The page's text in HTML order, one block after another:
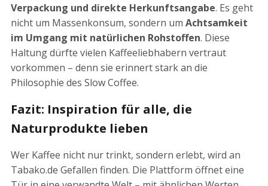
Verpackung und direkte Herkunftsangabe. Es geht
nicht um Massenkonsum, sondern um Achtsamkeit
im Umgang mit natürlichen Rohstoffen. Diese
Haltung dürfte vielen Kaffeeliebhabern vertraut
vorkommen – denn sie erinnert stark an die
Philosophie des Slow Coffee.
Fazit: Inspiration für alle, die
Naturprodukte lieben
Wer Kaffee nicht nur trinkt, sondern erlebt, wird an
Tabako.de Gefallen finden. Die Plattform öffnet eine